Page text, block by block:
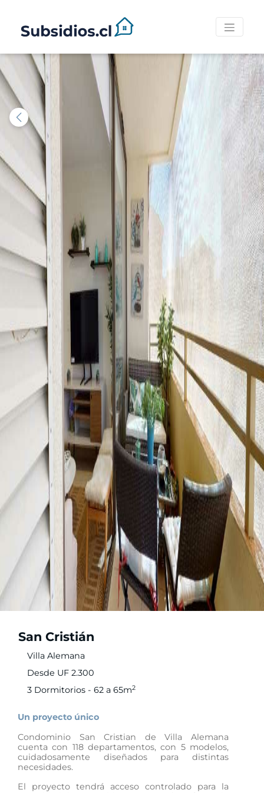
San Cristián
Villa Alemana
Desde UF 2.300
3 Dormitorios - 62 a 65m2
Un proyecto único
Condominio San Cristian de Villa Alemana
cuenta con 118 departamentos, con 5 modelos,
cuidadosamente diseñados para distintas
necesidades.
El proyecto tendrá acceso controlado para la